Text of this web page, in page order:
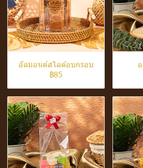
อัลมอนด์สไลด์อบกรอบ
฿85